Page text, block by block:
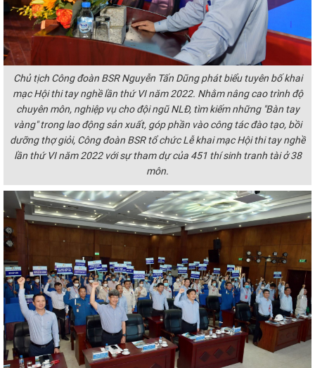
Chủ tịch Công đoàn BSR Nguyễn Tấn Dũng phát biểu tuyên bố khai
mạc Hội thi tay nghề lần thứ VI năm 2022. Nhằm nâng cao trình độ
chuyên môn, nghiệp vụ cho đội ngũ NLĐ, tìm kiếm những "Bàn tay
vàng" trong lao động sản xuất, góp phần vào công tác đào tạo, bồi
dưỡng thợ giỏi, Công đoàn BSR tổ chức Lễ khai mạc Hội thi tay nghề
lần thứ VI năm 2022 với sự tham dự của 451 thí sinh tranh tài ở 38
môn.